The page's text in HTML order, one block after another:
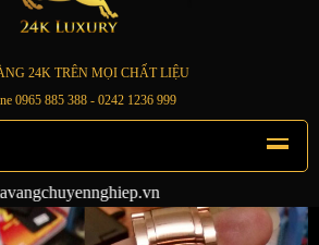
24K TRÊN MỌI CHẤT LIỆU
0965 885 388 - 0242 1236 999